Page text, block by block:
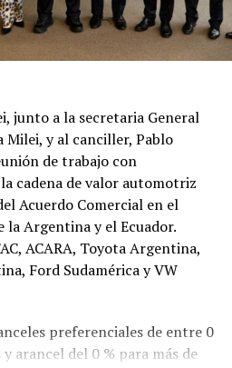
junto a la secretaria General
Milei, y al canciller, Pablo
de trabajo con
cadena de valor automotriz
Acuerdo Comercial en el
Argentina y el Ecuador.
ACARA, Toyota Argentina,
Ford Sudamérica y VW
preferenciales de entre 0
arancel del 0 % para más de